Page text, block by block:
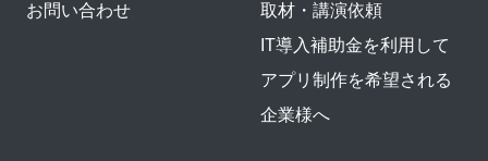
お問い合わせ
取材・講演依頼
IT導入補助金を利用して
アプリ制作を希望される
企業様へ